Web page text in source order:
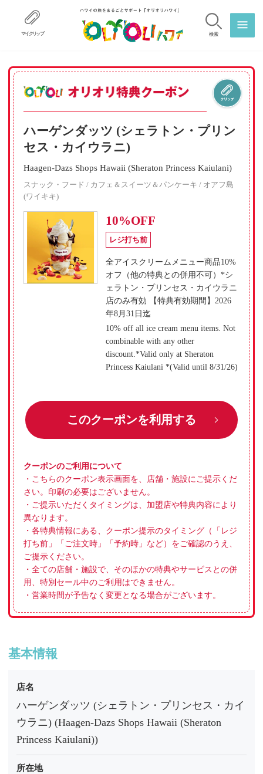
マイクリップ 検索
ハーゲンダッツ (シェラトン・プリン
セス・カイウラニ)
Haagen-Dazs Shops Hawaii (Sheraton Princess Kaiulani)
スナック・フード / カフェ＆スイーツ＆パンケーキ / オアフ島
(ワイキキ)
10%OFF
レジ打ち前
全アイスクリームメニュー商品10%
オフ（他の特典との併用不可）*シ
ェラトン・プリンセス・カイウラニ
店のみ有効 【特典有効期間】2026
年8月31日迄
10% off all ice cream menu items. Not
combinable with any other
discount.*Valid only at Sheraton
Princess Kaiulani *(Valid until 8/31/26)
このクーポンを利用する
クーポンのご利用について
・こちらのクーポン表示画面を、店舗・施設にご提示くだ
さい。印刷の必要はございません。
・ご提示いただくタイミングは、加盟店や特典内容により
異なります。
・各特典情報にある、クーポン提示のタイミング（「レジ
打ち前」「ご注文時」「予約時」など）をご確認のうえ、
ご提示ください。
・全ての店舗・施設で、そのほかの特典やサービスとの併
用、特別セール中のご利用はできません。
・営業時間が予告なく変更となる場合がございます。
基本情報
店名
ハーゲンダッツ (シェラトン・プリンセス・カイ
ウラニ) (Haagen-Dazs Shops Hawaii (Sheraton
Princess Kaiulani))
所在地